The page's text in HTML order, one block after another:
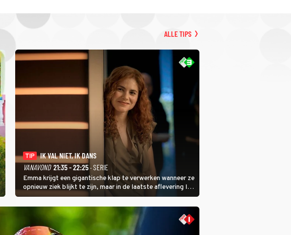
ALLE TIPS
TIP
IK VAL NIET, IK DANS
VANAVOND 21:35 - 22:25· SERIE
Emma krijgt een gigantische klap te verwerken wanneer ze
opnieuw ziek blijkt te zijn, maar in de laatste aflevering Ik
Val Niet, Ik Dans laat ze zien dat ze niet van plan is op te
geven, zelfs als ze daarvoor een ingrijpende operatie
moet ondergaan.